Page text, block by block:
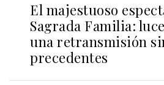
El majestuoso
Sagrada Familia:
una retransmisión
precedentes